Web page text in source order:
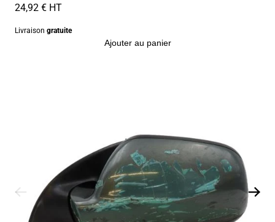
24,92 € HT
Livraison gratuite
Ajouter au panier